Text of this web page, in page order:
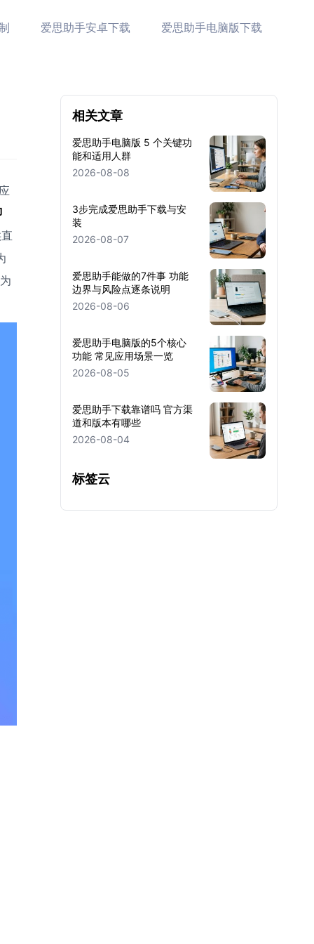
爱思助手安卓下载 爱思助手电脑版下载
相关文章
爱思助手电脑版 5 个关键功
能和适用人群
2026-08-08
3步完成爱思助手下载与安
装
2026-08-07
爱思助手能做的7件事 功能
边界与风险点逐条说明
2026-08-06
爱思助手电脑版的5个核心
功能 常见应用场景一览
2026-08-05
爱思助手下载靠谱吗 官方渠
道和版本有哪些
2026-08-04
标签云